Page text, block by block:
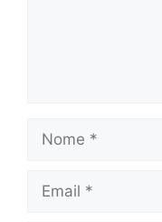
Nome
Email